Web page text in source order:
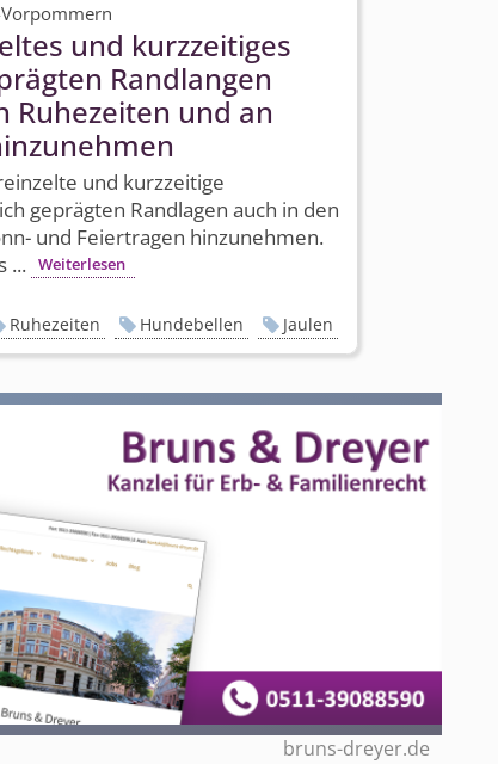
und kurzzeitiges
Randlangen
Ruhezeiten und an
und kurzzeitige
geprägten Randlagen auch in den
und Feiertragen hinzunehmen.
... Weiterlesen
Ruhezeiten Hundebellen Jaulen
bruns-dreyer.de